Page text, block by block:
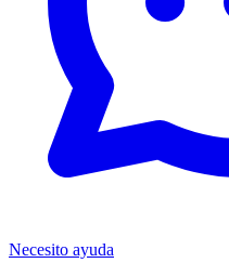
Necesito ayuda